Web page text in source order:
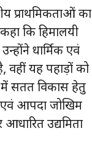
प्राथमिकताओं का
कि हिमालयी
धार्मिक एवं
यह पहाड़ों को
में सतत विकास हेतु
एवं आपदा जोखिम
उद्यमिता